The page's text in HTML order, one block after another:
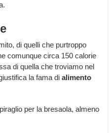
di quelli che purtroppo
comunque circa 150 calorie
di quella che troviamo nel
la fama di alimento
per la bresaola, almeno